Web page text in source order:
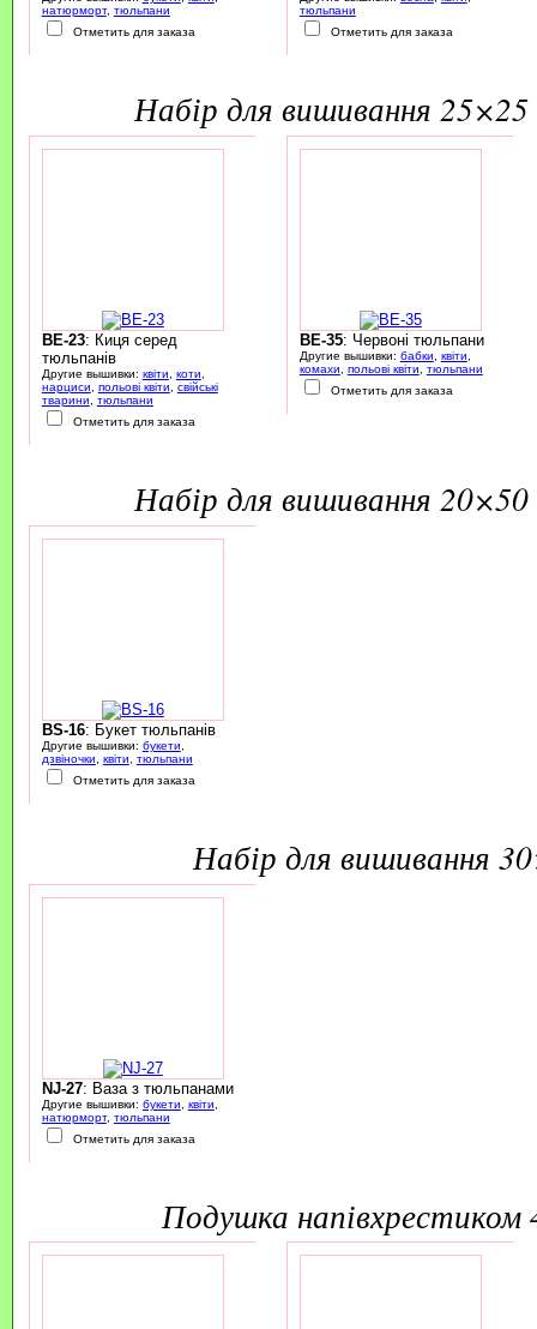
натюрморт, тюльпани
Отметить для заказа
тюльпани
Отметить для заказа
набір для вишивання 25×25
BE-23: Киця серед
тюльпанів
Другие вышивки: квіти коти
нарциси
польові квіти
свійські
тварини
тюльпани
Отметить для заказа
BE-35: Червоні тюльпани
Другие вышивки: бабки квіти
комахи
польові квіти
тюльпани
Отметить для заказа
набір для вишивання 20×50
BS-16: Букет тюльпанів
Другие вышивки: букети
дзвіночки
квіти
тюльпани
Отметить для заказа
набір для вишивання
NJ-27: Ваза з тюльпанами
Другие вышивки: букети квіти
натюрморт, тюльпани
Отметить для заказа
подушка